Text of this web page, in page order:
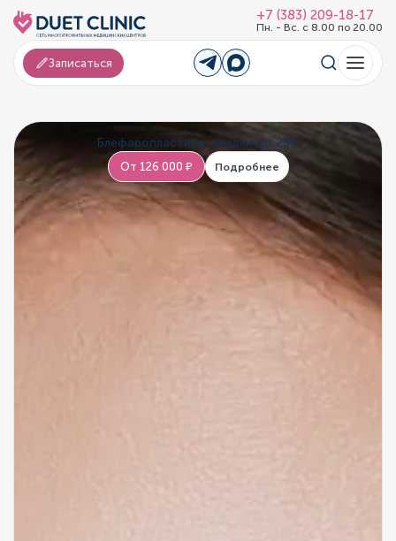
+7 (383) 209-18-17
Пн. - Вс. с 8.00 по 20.00
Записаться
Блефаропластика, скидки до 25%
От 126 000 ₽ Подробнее